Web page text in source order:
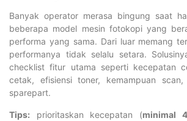
Banyak operator merasa bingung saat
beberapa model mesin fotokopi yang
performa yang sama. Dari luar memang
performanya tidak selalu setara.
checklist fitur utama seperti kecepatan
cetak, efisiensi toner, kemampuan
sparepart.
Tips: prioritaskan kecepatan (minimal